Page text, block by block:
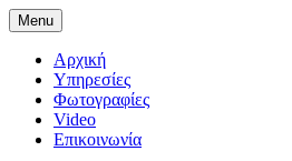
Menu
Αρχική
Υπηρεσίες
Φωτογραφίες
Video
Επικοινωνία